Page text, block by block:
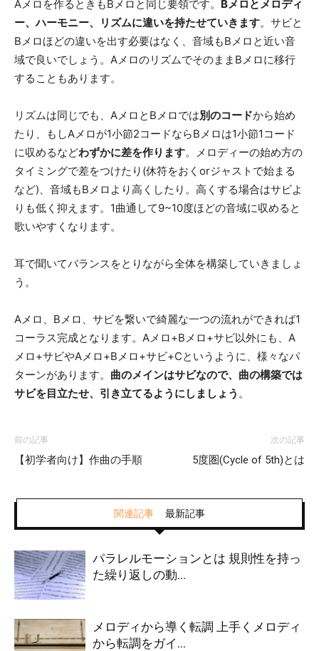
Aメロを作るときもBメロと同じ要領です。
Bメロとメロディ
ー、ハーモニー、リズムに違いを持たせていきます。サビと
Bメロほどの違いを出す必要はなく、音域もBメロと近い音
域で良いでしょう。AメロのリズムでそのままBメロに移行
することもあります。
リズムは同じでも、AメロとBメロでは別のコードから始め
たり、もしAメロが1小節2コードならBメロは1小節1コード
に収めるなどわずかに差を作ります。メロディーの始め方の
タイミングで差をつけたり(休符をおくorジャストで始まる
など)、音域もBメロより高くしたり。高くする場合はサビよ
りも低く抑えます。1曲通して9~10度ほどの音域に収めると
歌いやすくなります。
耳で聞いてバランスをとりながら全体を構築していきましょ
う。
Aメロ、Bメロ、サビを繋いで綺麗な一つの流れができれば1
コーラス完成となります。Aメロ+Bメロ+サビ以外にも、A
メロ+サビやAメロ+Bメロ+サビ+Cというように、様々なパ
ターンがあります。 曲のメインはサビなので、曲の構築では
サビを目立たせ、引き立てるようにしましょう 。
前の記事
【初学者向け】作曲の手順
次の記事
5度圏(Cycle of 5th)とは
関連記事 最新記事
パラレルモーションとは 規則性を持っ
た繰り返しの動...
メロディから導く転調 上手くメロディ
から転調をガイ...